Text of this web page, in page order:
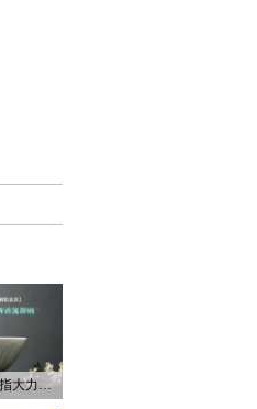
“斗牛士军团”剑指大力神杯，华帝以“一瓷一金”静候荣光